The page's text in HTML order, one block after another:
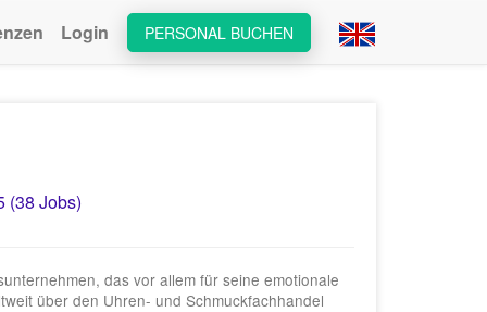
PERSONAL BUCHEN
Login
(38 Jobs)
das vor allem für seine emotionale
über den Uhren- und Schmuckfachhandel